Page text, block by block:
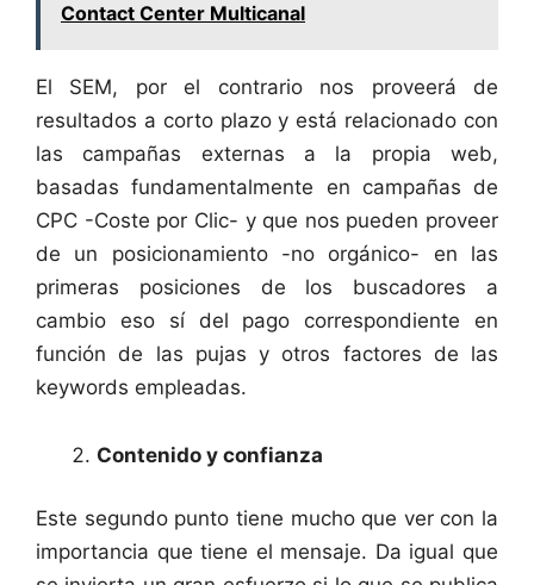
Contact Center Multicanal
El SEM, por el contrario nos proveerá de
resultados a corto plazo y está relacionado con
las campañas externas a la propia web,
basadas fundamentalmente en campañas de
CPC -Coste por Clic- y que nos pueden proveer
de un posicionamiento -no orgánico- en las
primeras posiciones de los buscadores a
cambio eso sí del pago correspondiente en
función de las pujas y otros factores de las
keywords empleadas.
Contenido y confianza
Este segundo punto tiene mucho que ver con la
importancia que tiene el mensaje. Da igual que